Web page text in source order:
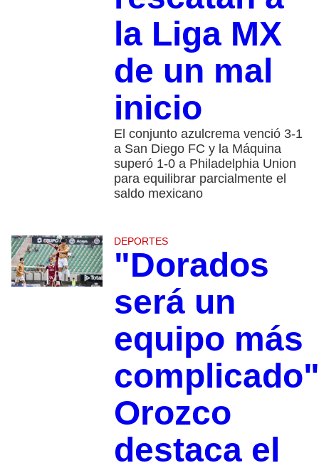
la Liga MX
de un mal
inicio
El conjunto azulcrema venció 3-1
a San Diego FC y la Máquina
superó 1-0 a Philadelphia Union
para equilibrar parcialmente el
saldo mexicano
DEPORTES
"Dorados
será un
equipo más
Orozco
destaca el